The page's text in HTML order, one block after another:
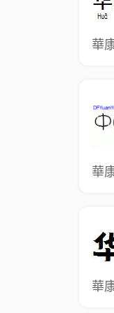
華
華
華